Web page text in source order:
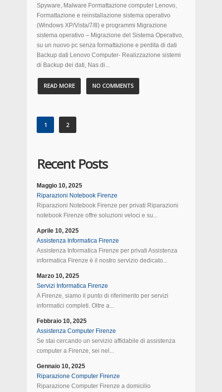
Spyware, Malware Formattazione computer Lenovo,
Formattazione e reinstallazione sistema operativo
(Windows XP/Vista/7/8) e programmi Migrazione
sistema operativo – Migrazione del Sistema Operativo,
su un nuovo pc senza formattazione e perdita di dati
Backup dati Lenovo Computer- Realizzazione sistemi
di Backup dei dati, Nas di...
READ MORE NO COMMENTS
1 2
Recent Posts
Maggio 10, 2025
Riparazioni Notebook Firenze
Riparazioni Notebook Firenze per privati Riparazioni
notebook Firenze offre soluzioni veloci e su...
Aprile 10, 2025
Assistenza Informatica Firenze
Assistenza Informatica Firenze per privati Assistenza
informatica Firenze è il nostro servizio dedicato...
Marzo 10, 2025
Servizi Informatica Firenze
A Firenze, siamo il punto di riferimento per servizi
informatici completi. Oltre a...
Febbraio 10, 2025
Assistenza Computer Firenze
Se stai cercando un servizio affidabile di assistenza
computer a Firenze, sei nel...
Gennaio 10, 2025
Riparazione Computer Firenze
Riparazione Computer Firenze a domicilio